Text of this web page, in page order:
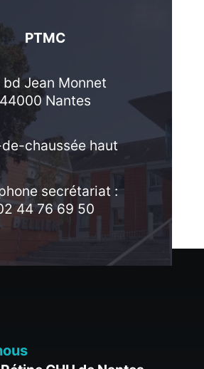
PTMC
bd Jean Monnet
44000 Nantes
chaussée haut
secrétariat :
44 76 69 50